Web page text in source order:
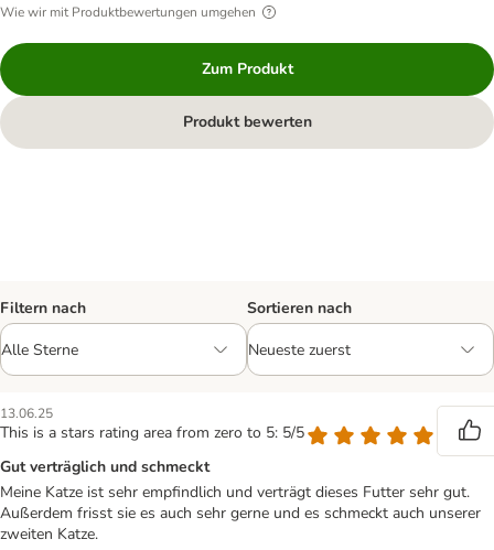
Wie wir mit Produktbewertungen umgehen
Zum Produkt
Produkt bewerten
Filtern nach Sortieren nach
13.06.25
This is a stars rating area from zero to 5: 5/5
Gut verträglich und schmeckt
Meine Katze ist sehr empfindlich und verträgt dieses Futter sehr gut.
Außerdem frisst sie es auch sehr gerne und es schmeckt auch unserer
zweiten Katze.